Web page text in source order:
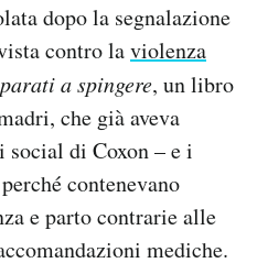
dopo la segnalazione
contro laviolenza
a spingere, un libro
che già aveva
social di Coxon – e i
contenevano
e parto contrarie alle
mediche.